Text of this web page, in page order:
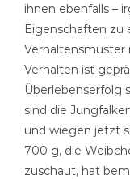
ihnen ebenfalls –
Eigenschaften zu
Verhaltensmuster
Verhalten ist
Überlebenserfolg
sind die
und wiegen jetzt
700 g, die
zuschaut, hat